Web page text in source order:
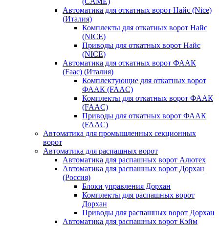
Автоматика для откатных ворот Найс (Nice)
(Италия)
Комплекты для откатных ворот Найс
(NICE)
Приводы для откатных ворот Найс
(NICE)
Автоматика для откатных ворот ФААК
(Faac) (Италия)
Комплектующие для откатных ворот
ФААК (FAAC)
Комплекты для откатных ворот ФААК
(FAAC)
Приводы для откатных ворот ФААК
(FAAC)
Автоматика для промышленных секционных
ворот
Автоматика для распашных ворот
Автоматика для распашных ворот Алютех
Автоматика для распашных ворот Дорхан
(Россия)
Блоки управления Дорхан
Комплекты для распашных ворот
Дорхан
Приводы для распашных ворот Дорхан
Автоматика для распашных ворот Кэйм